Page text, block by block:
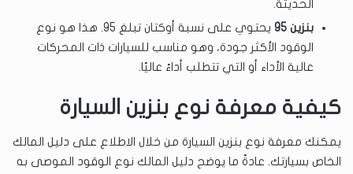
الحديثة.
بنزين 95
يحتوي على نسبة أوكتان تبلغ 95. هذا هو نوع
الوقود الأكثر جودة، وهو مناسب للسيارات ذات المحركات
عالية الأداء أو التي تتطلب أداءً عاليًا.
كيفية معرفة نوع بنزين السيارة
يمكنك معرفة نوع بنزين السيارة من خلال الاطلاع على دليل المالك
الخاص بسيارتك. عادةً ما يوضح دليل المالك نوع الوقود الموصى به